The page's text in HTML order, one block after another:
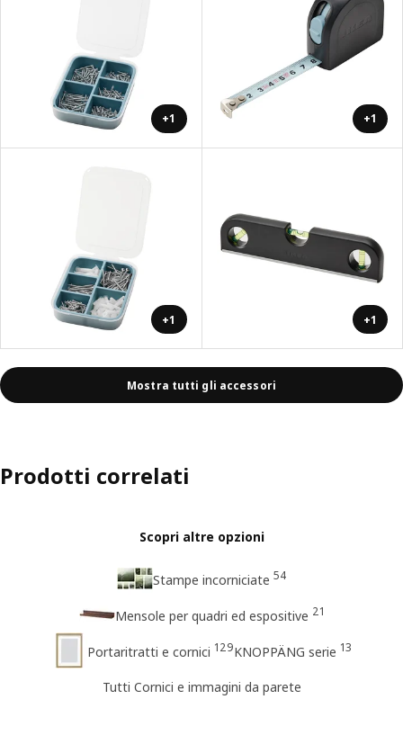
+1 +1
+1 +1
Mostra tutti gli accessori
Prodotti correlati
Scopri altre opzioni
Stampe incorniciate 54
Mensole per quadri ed espositive 21
Portaritratti e cornici 129KNOPPÄNG serie 13
Tutti Cornici e immagini da parete